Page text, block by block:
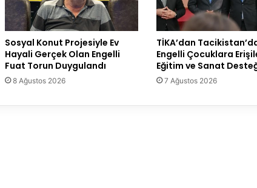
Sosyal Konut Projesiyle Ev
Hayali Gerçek Olan Engelli
Fuat Torun Duygulandı
8 Ağustos 2026
TİKA’dan
Engelli Çocuklara
Eğitim ve Sanat
7 Ağustos 2026